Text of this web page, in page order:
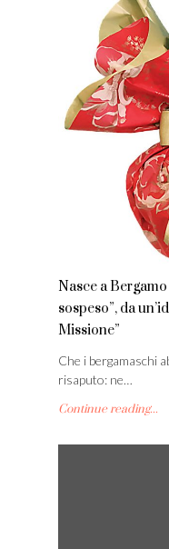
Nasce a
sospeso”, da
Missione”
Che i bergamaschi
risaputo: ne…
Continue reading...